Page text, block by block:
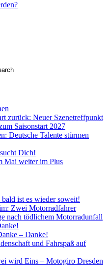
zurück: Neuer Szenetreffpunkt
Saisonstart 2027
Deutsche Talente stürmen
Dich!
Mai weiter im Plus
ist es wieder soweit!
Zwei Motorradfahrer
nach tödlichem Motorradunfall
– Danke!
und Fahrspaß auf
wird Eins – Motogiro Dresden